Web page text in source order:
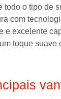
todo o tipo de
com
e excelente
toque suave